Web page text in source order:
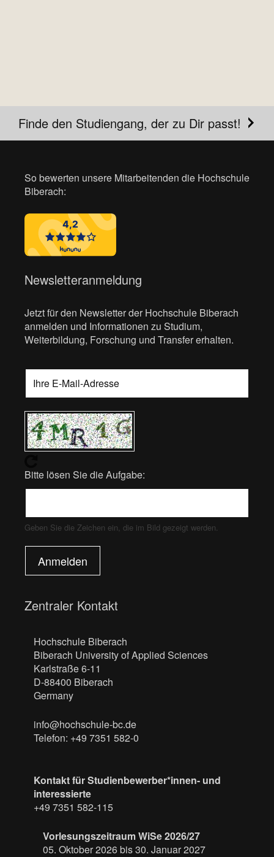
Finde den Studiengang, der zu Dir passt!
So bewerten unsere Mitarbeitenden die Hochschule
Biberach:
Newsletteranmeldung
Jetzt für den Newsletter der Hochschule Biberach
anmelden und Informationen zu Studium,
Weiterbildung, Forschung und Transfer erhalten.
Bitte lösen Sie die Aufgabe:
Geben Sie die Zeichen ein, die im Bild gezeigt werden.
Anmelden
Zentraler Kontakt
Hochschule Biberach
Biberach University of Applied Sciences
Karlstraße 6-11
D-88400 Biberach
Germany
info@hochschule-bc.de
Telefon: +49 7351 582-0
Kontakt für Studienbewerber*innen- und
interessierte
+49 7351 582-115
Vorlesungszeitraum WiSe 2026/27
05. Oktober 2026 bis 30. Januar 2027